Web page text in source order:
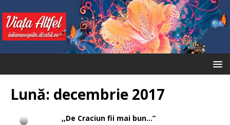
Lună: decembrie 2017
,,De Craciun fii mai bun…”